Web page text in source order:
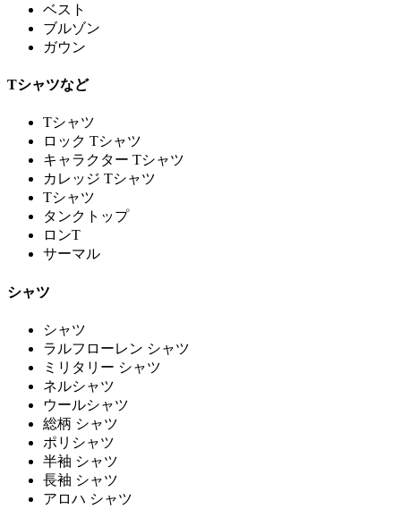
ベスト
ブルゾン
ガウン
Tシャツなど
Tシャツ
ロック Tシャツ
キャラクター Tシャツ
カレッジ Tシャツ
Tシャツ
タンクトップ
ロンT
サーマル
シャツ
シャツ
ラルフローレン シャツ
ミリタリー シャツ
ネルシャツ
ウールシャツ
総柄 シャツ
ポリシャツ
半袖 シャツ
長袖 シャツ
アロハ シャツ